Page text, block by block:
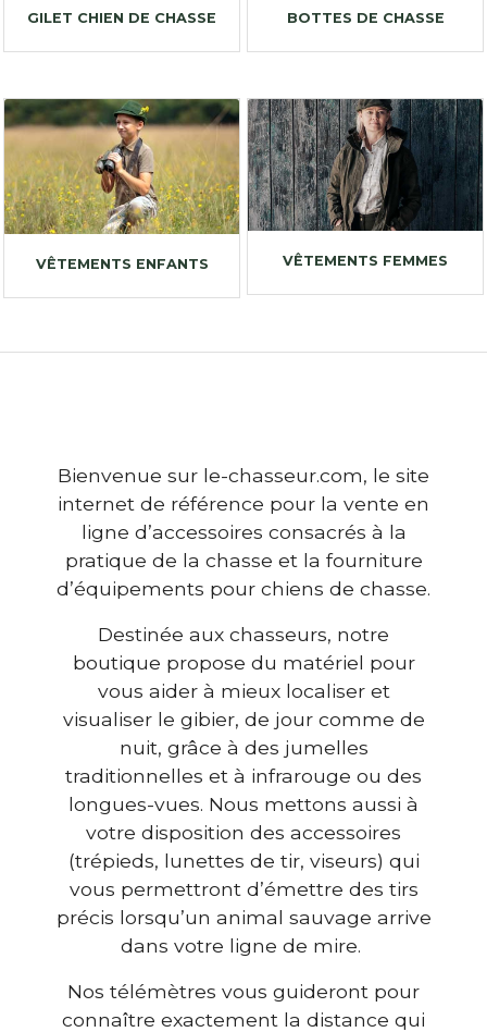
GILET CHIEN DE CHASSE BOTTES DE CHASSE
VÊTEMENTS ENFANTS VÊTEMENTS FEMMES
Bienvenue sur le-chasseur.com, le site
internet de référence pour la vente en
ligne d’accessoires consacrés à la
pratique de la chasse et la fourniture
d’équipements pour chiens de chasse.
Destinée aux chasseurs, notre
boutique propose du matériel pour
vous aider à mieux localiser et
visualiser le gibier, de jour comme de
nuit, grâce à des jumelles
traditionnelles et à infrarouge ou des
longues-vues. Nous mettons aussi à
votre disposition des accessoires
(trépieds, lunettes de tir, viseurs) qui
vous permettront d’émettre des tirs
précis lorsqu’un animal sauvage arrive
dans votre ligne de mire.
Nos télémètres vous guideront pour
connaître exactement la distance qui